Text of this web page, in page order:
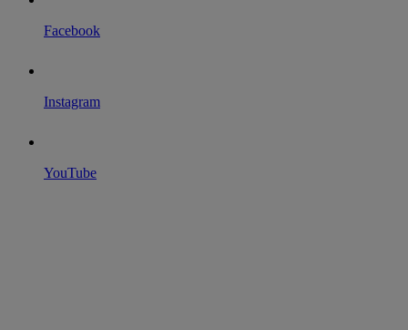
Facebook
Instagram
YouTube